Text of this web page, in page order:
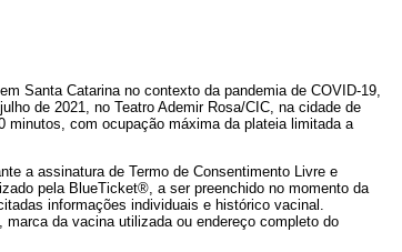
Santa Catarina no contexto da pandemia de COVID-19,
de 2021, no Teatro Ademir Rosa/CIC, na cidade de
minutos, com ocupação máxima da plateia limitada a
a assinatura de Termo de Consentimento Livre e
pela BlueTicket®, a ser preenchido no momento da
informações individuais e histórico vacinal.
da vacina utilizada ou endereço completo do